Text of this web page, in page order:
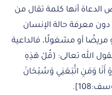
أنها كلمة تقال من
دون معرفة حالة الإنسان
مريضًا أو مشغولًا، فالداعية
الله تعالى: (قُلْ هَذِهِ
أَنَا وَمَنِ اتَّبَعَنِي وَسُبْحَانَ